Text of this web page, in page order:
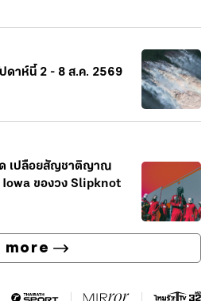
ทั่วโลก เกิดอะไรขึ้นบ้างในสัปดาห์นี้ 2 - 8 ส.ค. 2569
ด เปลือยสัญชาติญาณ
ของวง Slipknot
more